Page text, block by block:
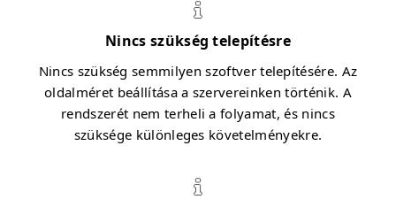
Nincs szükség telepítésre
Nincs szükség semmilyen szoftver telepítésére. Az
oldalméret beállítása a szervereinken történik. A
rendszerét nem terheli a folyamat, és nincs
szüksége különleges követelményekre.